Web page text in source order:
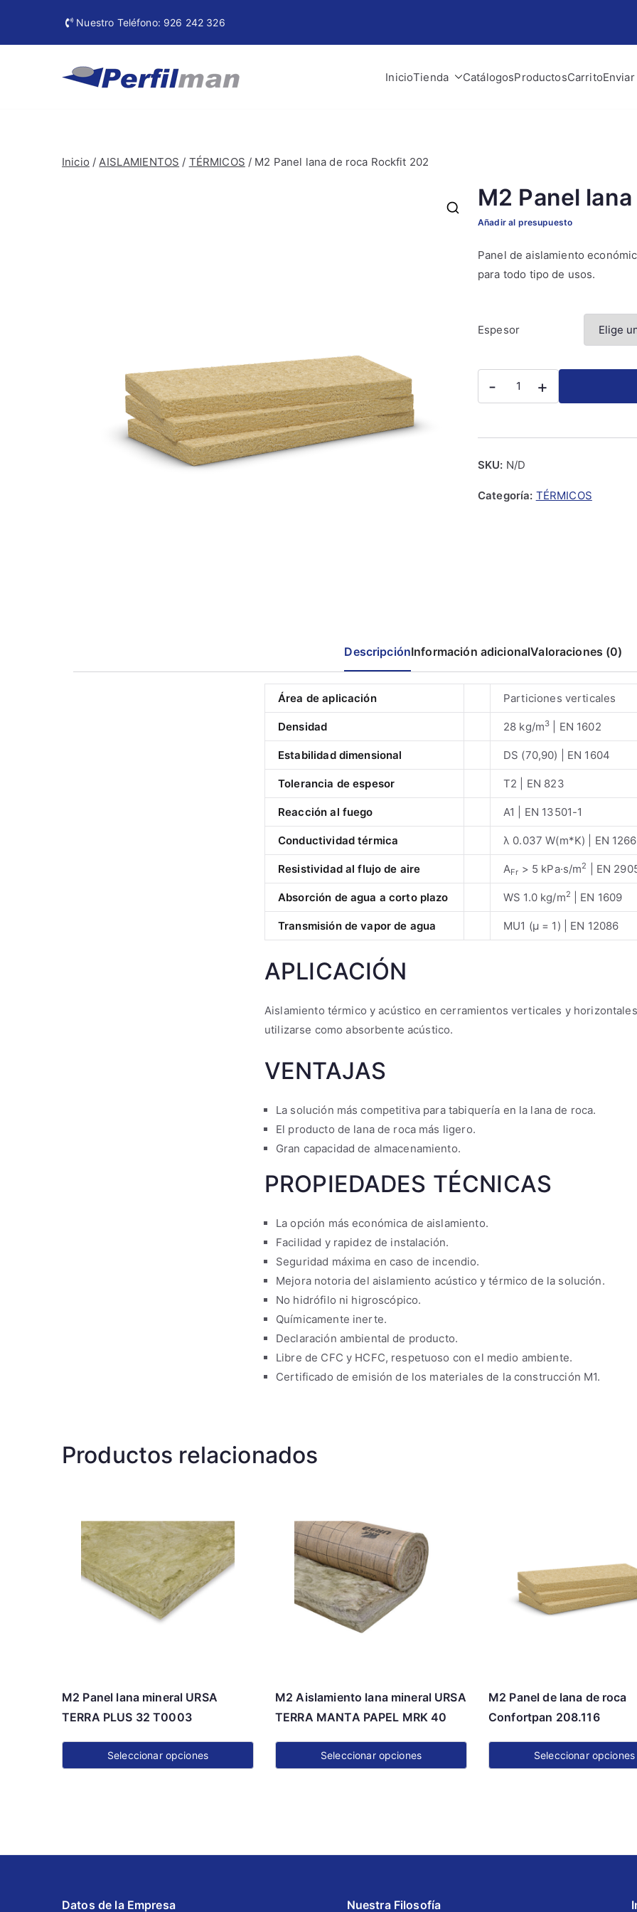
contenido
Nuestro Teléfono: 926 242 326
InicioTienda CatálogosProductosCarrito
Inicio /AISLAMIENTOS / TÉRMICOS / M2 Panel lana de roca Rockfit 202
M2 Panel
Panel de aislamiento
para todo tipo de usos.
Espesor
-
de
Rockfit
202
+
Añadir al presupuesto
SKU: N/D
Categoría: TÉRMICOS
DescripciónInformación adicionalValoraciones (0)
Área de aplicación Particiones verticales
Densidad 28 kg/m3 | EN 1602
Estabilidad dimensional DS (70,90) | EN 1604
Tolerancia de espesor T2 | EN 823
Reacción al fuego A1 | EN 13501-1
Conductividad térmica λ 0.037 W(m*K) | EN
Resistividad al flujo de aire AFr > 5 kPa·s/m2 | EN
Absorción de agua a corto plazo WS 1.0 kg/m2 | EN 1609
Transmisión de vapor de agua MU1 (µ = 1) | EN 12086
APLICACIÓN
Aislamiento térmico y acústico en cerramientos verticales y
utilizarse como absorbente acústico.
VENTAJAS
La solución más competitiva para tabiquería en la lana de roca.
El producto de lana de roca más ligero.
Gran capacidad de almacenamiento.
PROPIEDADES TÉCNICAS
La opción más económica de aislamiento.
Facilidad y rapidez de instalación.
Seguridad máxima en caso de incendio.
Mejora notoria del aislamiento acústico y térmico de la solución.
No hidrófilo ni higroscópico.
Químicamente inerte.
Declaración ambiental de producto.
Libre de CFC y HCFC, respetuoso con el medio ambiente.
Certificado de emisión de los materiales de la construcción M1.
Productos relacionados
M2 Panel lana mineral URSA
TERRA PLUS 32 T0003
Seleccionar opciones
variantes.
M2 Aislamiento lana mineral URSA
TERRA MANTA PAPEL MRK 40
Seleccionar opciones
variantes.
M2 Panel de lana de roca
Confortpan 208.116
Seleccionar opciones
variantes.
Datos de la Empresa Nuestra Filosofía